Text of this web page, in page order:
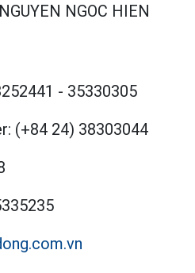
NGUYEN NGOC HIEN
- 35330305
(+84 24) 38303044